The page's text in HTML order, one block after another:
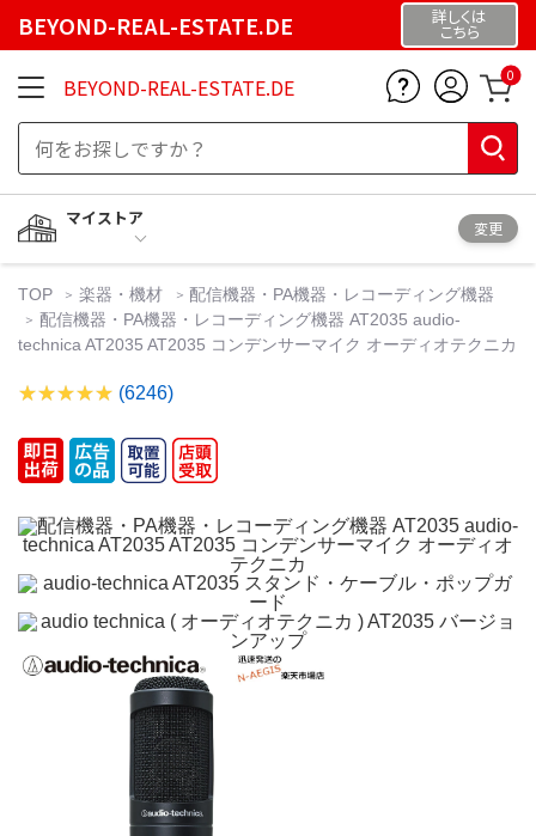
BEYOND-REAL-ESTATE.DE 詳しくは
こちら
BEYOND-REAL-ESTATE.DE 0
マイストア
変更
TOP 楽器・機材
配信機器・PA機器・レコーディング機器
配信機器・PA機器・レコーディング機器 AT2035 audio-
technica AT2035 AT2035 コンデンサーマイク オーディオテクニカ
(6246)